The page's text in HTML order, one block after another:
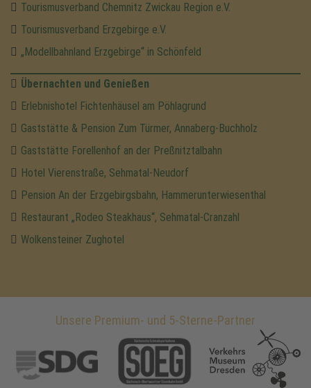
Tourismusverband Chemnitz Zwickau Region e.V.
Tourismusverband Erzgebirge e.V.
„Modellbahnland Erzgebirge“ in Schönfeld
Übernachten und Genießen
Erlebnishotel Fichtenhäusel am Pöhlagrund
Gaststätte & Pension Zum Türmer, Annaberg-Buchholz
Gaststätte Forellenhof an der Preßnitztalbahn
Hotel Vierenstraße, Sehmatal-Neudorf
Pension An der Erzgebirgsbahn, Hammerunterwiesenthal
Restaurant „Rodeo Steakhaus“, Sehmatal-Cranzahl
Wolkensteiner Zughotel
Unsere Premium- und 5-Sterne-Partner